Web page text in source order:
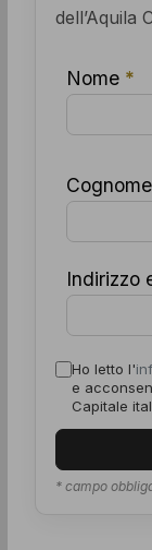
dell’Aquila
Nome *
Cognome
Indirizzo
Ho letto l'
e
Capitale
* campo